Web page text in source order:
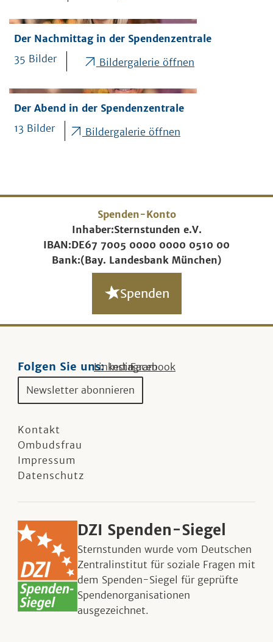
Der Nachmittag in der Spendenzentrale
35 Bilder
Bildergalerie öffnen
Der Abend in der Spendenzentrale
13 Bilder
Bildergalerie öffnen
Spenden-Konto
Inhaber:Sternstunden e.V.
IBAN:DE67 7005 0000 0000 0510 00
Bank:(Bay. Landesbank München)
Spenden
Folgen Sie uns:Linkedin
Instagram
Facebook
Newsletter abonnieren
Kontakt
Ombudsfrau
Impressum
Datenschutz
DZI Spenden-Siegel
Sternstunden wurde vom Deutschen
Zentralinstitut für soziale Fragen mit
dem Spenden-Siegel für geprüfte
Spendenorganisationen
ausgezeichnet.